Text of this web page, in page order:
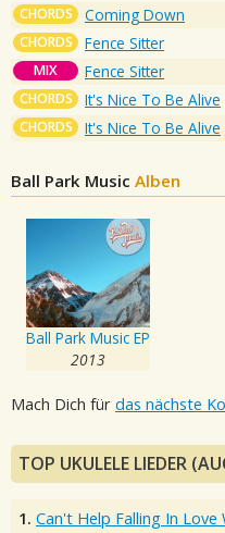
CHORDS Coming Down
CHORDS Fence Sitter
MIX Fence Sitter
CHORDS It's Nice To Be Alive
CHORDS It's Nice To Be Alive
Ball Park Music Alben
Ball Park Music EP
2013
Mach Dich für das nächste
TOP UKULELE LIEDER
1. Can't Help Falling In Love